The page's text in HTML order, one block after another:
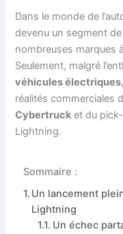
Dans le monde de
devenu un segment
nombreuses marques
Seulement, malgré
véhicules électriques
réalités commerciales
Cybertruck et du
Lightning.
Sommaire :
Un lancement
Lightning
Un échec